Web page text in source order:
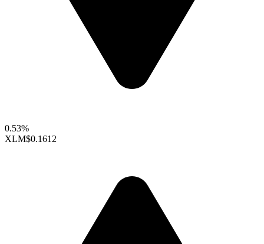
0.53%
XLM$0.1612